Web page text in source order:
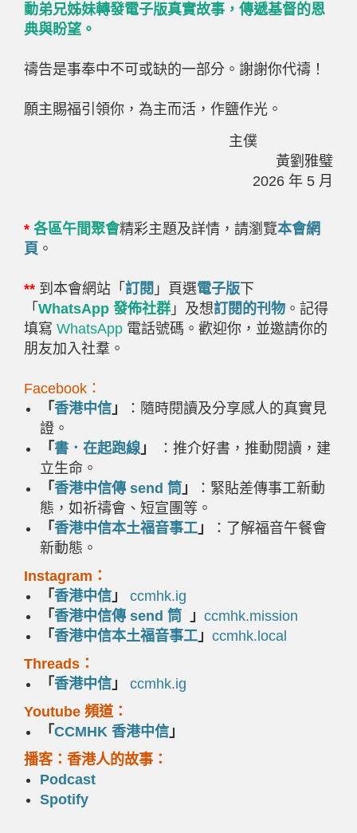
動弟兄姊妹轉發電子版真實故事，傳遞基督的恩
典與盼望。
禱告是事奉中不可或缺的一部分。謝謝你代禱！
願主賜福引領你，為主而活，作鹽作光。
主僕
黃劉雅璧
2026 年 5 月
* 各區午間聚會精彩主題及詳情，請瀏覽本會網
頁 。
** 到本會網站「 訂閱 」頁選電子版下
「 WhatsApp 發佈社群 」及想訂閱的刊物 。記得
填寫 WhatsApp 電話號碼。歡迎你，並邀請你的
朋友加入社羣。
Facebook：
「 香港中信 」
：隨時閱讀及分享感人的真實見
證。
「 書．在起跑線 」
：推介好書，推動閱讀，建
立生命。
「 香港中信傳 send 筒 」
：緊貼差傳事工新動
態，如祈禱會、短宣團等。
「 香港中信本土福音事工 」
：了解福音午餐會
新動態。
Instagram：
「 香港中信 」
ccmhk.ig
「 香港中信傳 send 筒 」 ccmhk.mission
「 香港中信本土福音事工 」 ccmhk.local
Threads：
「 香港中信 」
ccmhk.ig
Youtube 頻道：
「 CCMHK 香港中信 」
播客：香港人的故事：
Podcast
Spotify